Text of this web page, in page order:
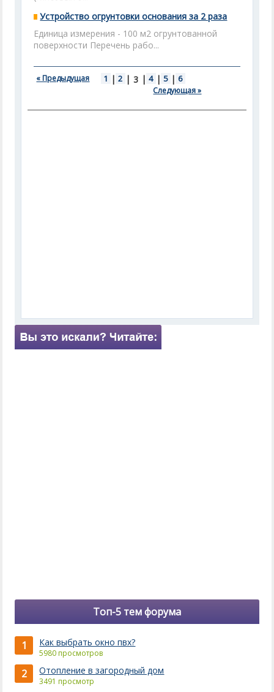
Устройство огрунтовки основания за 2 раза
Единица измерения - 100 м2 огрунтованной
поверхности Перечень рабо...
« Предыдущая 1 | 2 | 3 | 4 | 5 | 6
Следующая »
Топ-5 тем форума
1 Как выбрать окно пвх?
5980 просмотров
2 Отопление в загородный дом
3491 просмотр